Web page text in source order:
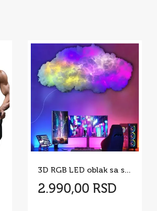
3D RGB LED oblak sa svetlosnim efektima – 200 cm
2.990,00 RSD